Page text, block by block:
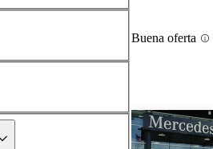
Buena oferta